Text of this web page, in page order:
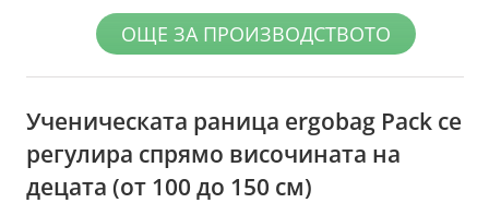
ОЩЕ ЗА ПРОИЗВОДСТВОТО
Ученическата раница ergobag Pack се
регулира спрямо височината на
децата (от 100 до 150 см)